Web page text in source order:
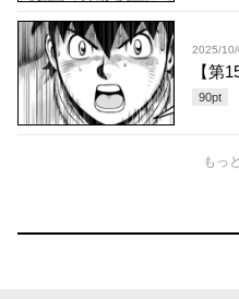
2025/10/
【第
90pt
もっ